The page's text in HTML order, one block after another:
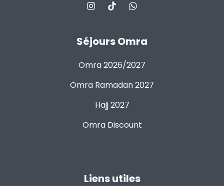
Séjours Omra
Omra 2026/2027
Omra Ramadan 2027
Hajj 2027
Omra Discount
Liens utiles